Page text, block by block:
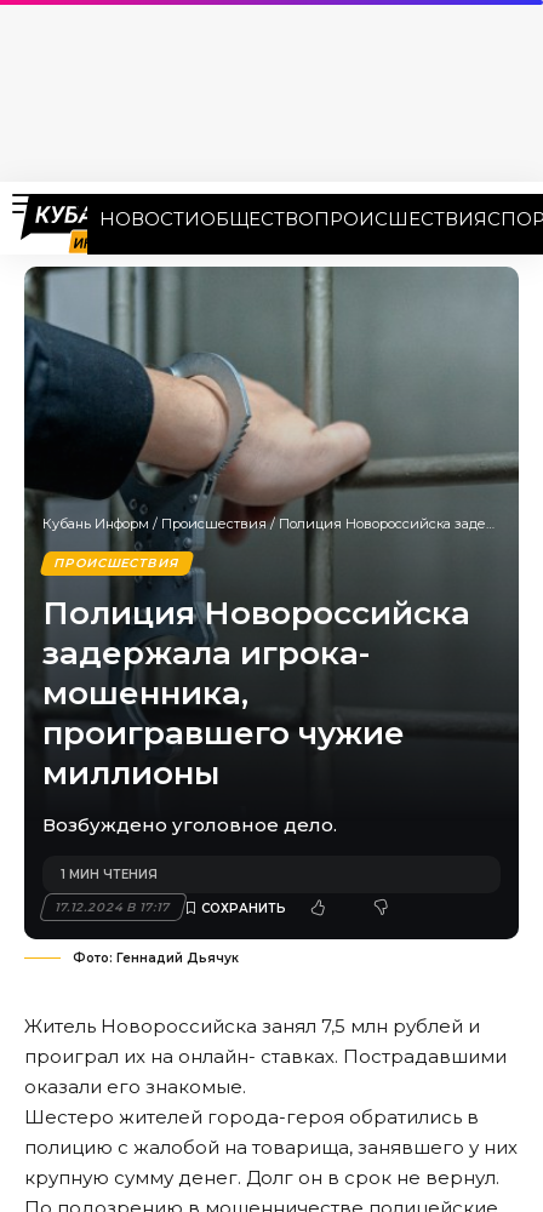
НОВОСТИОБЩЕСТВОПРОИСШЕСТВИЯ
Кубань Информ / Происшествия/ Полиция Новороссийска задержала игрока-мошенника, проигравшего чужие миллионы
ПРОИСШЕСТВИЯ
Полиция Новороссийска
задержала игрока-
мошенника,
проигравшего чужие
миллионы
Возбуждено уголовное дело.
17.12.2024 В 17:17
1 МИН ЧТЕНИЯ
Фото: Геннадий Дьячук
Житель Новороссийска занял 7,5 млн рублей и
проиграл их на онлайн- ставках. Пострадавшими
оказали его знакомые.
Шестеро жителей города-героя обратились в
полицию с жалобой на товарища, занявшего у них
крупную сумму денег. Долг он в срок не вернул.